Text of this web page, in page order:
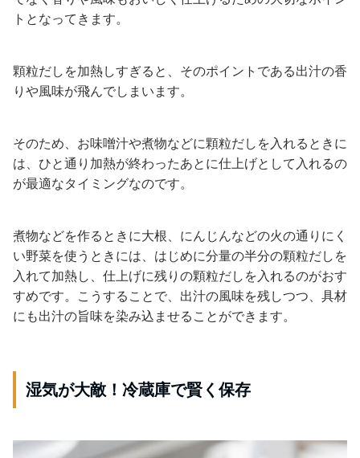
トとなってきます。
顆粒だしを加熱しすぎると、そのポイントである出汁の香
りや風味が飛んでしまいます。
そのため、お味噌汁や煮物などに顆粒だしを入れるときに
は、ひと通り加熱が終わったあとに仕上げとして入れるの
が最適なタイミングなのです。
煮物などを作るときに大根、にんじんなどの火の通りにく
い野菜を使うときには、はじめに分量の半分の顆粒だしを
入れて加熱し、仕上げに残りの顆粒だしを入れるのがおす
すめです。こうすることで、出汁の風味を残しつつ、具材
にも出汁の旨味を染み込ませることができます。
湿気が大敵！冷蔵庫で賢く保存